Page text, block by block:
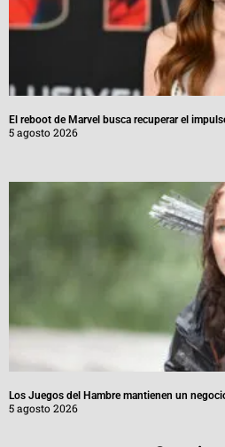
El reboot de Marvel busca recuperar el
5 agosto 2026
Los Juegos del Hambre mantienen un
5 agosto 2026